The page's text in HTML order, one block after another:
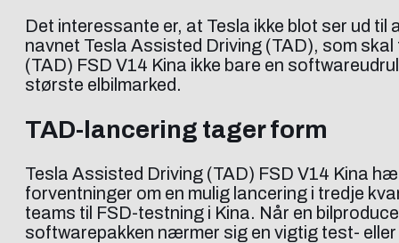
Det interessante er, at Tesla ikke blot ser ud
navnet Tesla Assisted Driving (TAD), som
(TAD) FSD V14 Kina ikke bare en
største elbilmarked.
TAD-lancering tager form
Tesla Assisted Driving (TAD) FSD V14 Kina
forventninger om en mulig lancering i tredje
teams til FSD-testning i Kina. Når en
softwarepakken nærmer sig en vigtig test-